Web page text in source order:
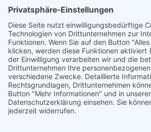
30169 Hannover
Telefon: +49 511 123598-531
AGB
Datenschutz